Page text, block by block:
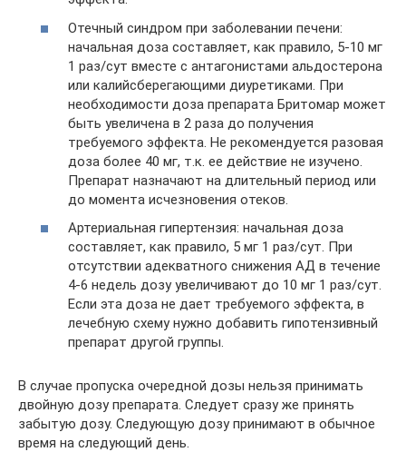
Отечный синдром при заболевании печени:
начальная доза составляет, как правило, 5-10 мг
1 раз/сут вместе с антагонистами альдостерона
или калийсберегающими диуретиками. При
необходимости доза препарата Бритомар может
быть увеличена в 2 раза до получения
требуемого эффекта. Не рекомендуется разовая
доза более 40 мг, т.к. ее действие не изучено.
Препарат назначают на длительный период или
до момента исчезновения отеков.
Артериальная гипертензия: начальная доза
составляет, как правило, 5 мг 1 раз/сут. При
отсутствии адекватного снижения АД в течение
4-6 недель дозу увеличивают до 10 мг 1 раз/сут.
Если эта доза не дает требуемого эффекта, в
лечебную схему нужно добавить гипотензивный
препарат другой группы.
В случае пропуска очередной дозы нельзя принимать
двойную дозу препарата. Следует сразу же принять
забытую дозу. Следующую дозу принимают в обычное
время на следующий день.